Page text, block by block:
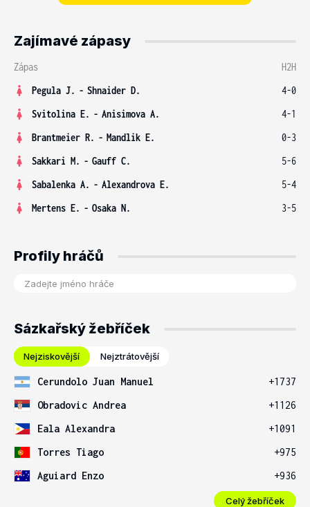
Zajímavé zápasy
Zápas
H2H
Pegula J. - Shnaider D.
4-0
Svitolina E. - Anisimova A.
4-1
Brantmeier R. - Mandlik E.
0-3
Sakkari M. - Gauff C.
5-6
Sabalenka A. - Alexandrova E.
5-4
Mertens E. - Osaka N. 3-5
Profily hráčů
Sázkařský žebříček
Nejziskovější Nejztrátovější
Cerundolo Juan Manuel
+1737
Obradovic Andrea
+1126
Eala Alexandra
+1091
Torres Tiago
+975
Aguiard Enzo
+936
Celý žebříček